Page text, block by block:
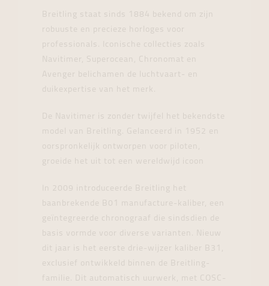
Breitling staat sinds 1884 bekend om zijn
robuuste en precieze horloges voor
professionals. Iconische collecties zoals
Navitimer, Superocean, Chronomat en
Avenger belichamen de luchtvaart- en
duikexpertise van het merk.
De Navitimer is zonder twijfel het bekendste
model van Breitling. Gelanceerd in 1952 en
oorspronkelijk ontworpen voor piloten,
groeide het uit tot een wereldwijd icoon
In 2009 introduceerde Breitling het
baanbrekende B01 manufacture-kaliber, een
geïntegreerde chronograaf die sindsdien de
basis vormde voor diverse varianten. Nieuw
dit jaar is het eerste drie-wijzer kaliber B31,
exclusief ontwikkeld binnen de Breitling-
familie. Dit automatisch uurwerk, met COSC-